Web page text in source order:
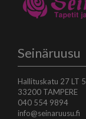
Seinäruusu
Hallituskatu 27 LT 5
33200 TAMPERE
040 554 9894
info@seinaruusu.fi